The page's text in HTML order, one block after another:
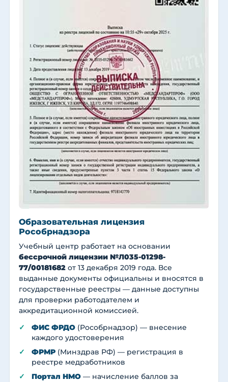
Образовательная лицензия
Рособрнадзора
Учебный центр работает на основании
бессрочной лицензии №Л035-01298-
77/00181682 от 13 декабря 2019 года. Все
выданные документы официальны и вносятся в
государственные реестры — данные доступны
для проверки работодателем и
аккредитационной комиссией.
ФИС ФРДО (Рособрнадзор) — внесение
каждого удостоверения
ФРМР (Минздрав РФ) — регистрация в
реестре медработников
Портал НМО — начисление баллов за